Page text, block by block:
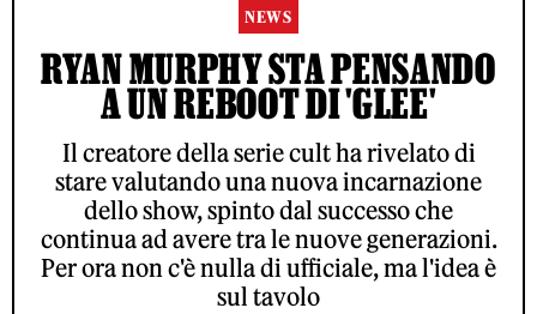
NEWS
RYAN MURPHY STA PENSANDO
A UN REBOOT DI 'GLEE'
Il creatore della serie cult ha rivelato di
stare valutando una nuova incarnazione
dello show, spinto dal successo che
continua ad avere tra le nuove generazioni.
Per ora non c'è nulla di ufficiale, ma l'idea è
sul tavolo